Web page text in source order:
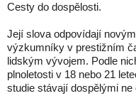
Cesty do dospělosti.
Její slova odpovídají
výzkumníky v prestižním
lidským vývojem. Podle
plnoletosti v 18 nebo 21
studie stávají dospělými